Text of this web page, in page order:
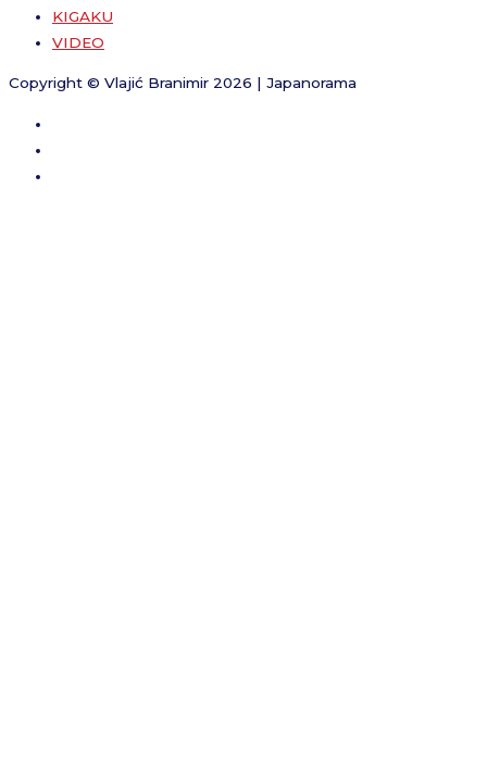
KIGAKU
VIDEO
Copyright © Vlajić Branimir 2026 | Japanorama